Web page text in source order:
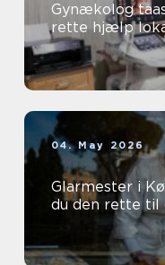
Gynækolog taastrup sådan
rette hjælp
04. May 2026
Glarmester i
du den rette til